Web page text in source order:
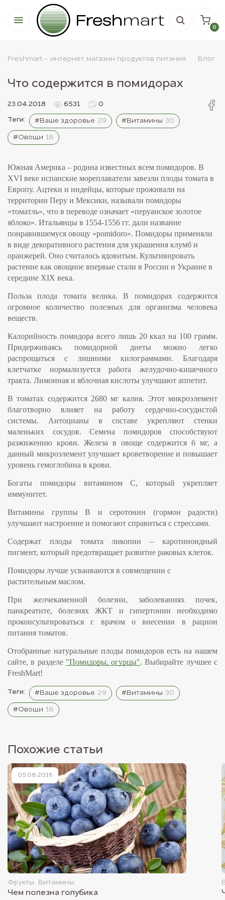
0
Freshmart - интернет магазин продуктов питания Блог
Что содержится в помидорах
23.04.2018 6531 0
Теги: #Ваше здоровье 29 #Витамины 30
#Овощи 18
Южная Америка – родина известных всем помидоров. В
XVI веке испанские мореплаватели завезли плоды томата в
Европу. Ацтеки и индейцы, которые проживали на
территории Перу и Мексики, называли помидоры
«томатль», что в переводе означает «перуанское золотое
яблоко». Итальянцы в 1554-1556 гг. дали название
понравившемуся овощу «pomidoro». Помидоры применяли
в виде декоративного растения для украшения клумб и
оранжерей. Оно считалось ядовитым. Культивировать
растение как овощное впервые стали в России и Украине в
середине XIX века.
Польза плода томата велика. В помидорах содержится
огромное количество полезных для организма человека
веществ.
Калорийность помидора всего лишь 20 ккал на 100 грамм.
Придерживаясь помидорной диеты можно легко
распрощаться с лишними килограммами. Благодаря
клетчатке нормализуется работа желудочно-кишечного
тракта. Лимонная и яблочная кислоты улучшают аппетит.
В томатах содержится 2680 мг калия. Этот микроэлемент
благотворно влияет на работу сердечно-сосудистой
системы. Антоцианы в составе укрепляют стенки
маленьких сосудов. Семена помидоров способствуют
разжижению крови. Железа в овоще содержится 6 мг, а
данный микроэлемент улучшает кроветворение и повышает
уровень гемоглобина в крови.
Богаты помидоры витамином С, который укрепляет
иммунитет.
Витамины группы В и серотонин (гормон радости)
улучшают настроение и помогают справиться с стрессами.
Содержат плоды томата ликопин – каротиноидный
пигмент, который предотвращает развитие раковых клеток.
Помидоры лучше усваиваются в совмещении с
растительным маслом.
При желчекаменной болезни, заболеваниях почек,
панкреатите, болезнях ЖКТ и гипертонии необходимо
проконсультироваться с врачом о внесении в рацион
питания томатов.
Отобранные натуральные плоды помидоров есть на нашем
сайте, в разделе "Помидоры, огурцы". Выбирайте лучшее с
FreshMart!
Теги: #Ваше здоровье 29 #Витамины 30
#Овощи 18
Похожие статьи
05.08.2016
Фрукты Витамины
Чем полезна голубика